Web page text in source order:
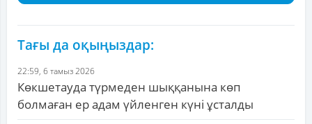
Тағы да оқыңыздар:
22:59, 6 тамыз 2026
Көкшетауда түрмеден шыққанына көп
болмаған ер адам үйленген күні ұсталды